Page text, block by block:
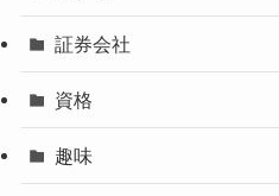
証券会社
資格
趣味